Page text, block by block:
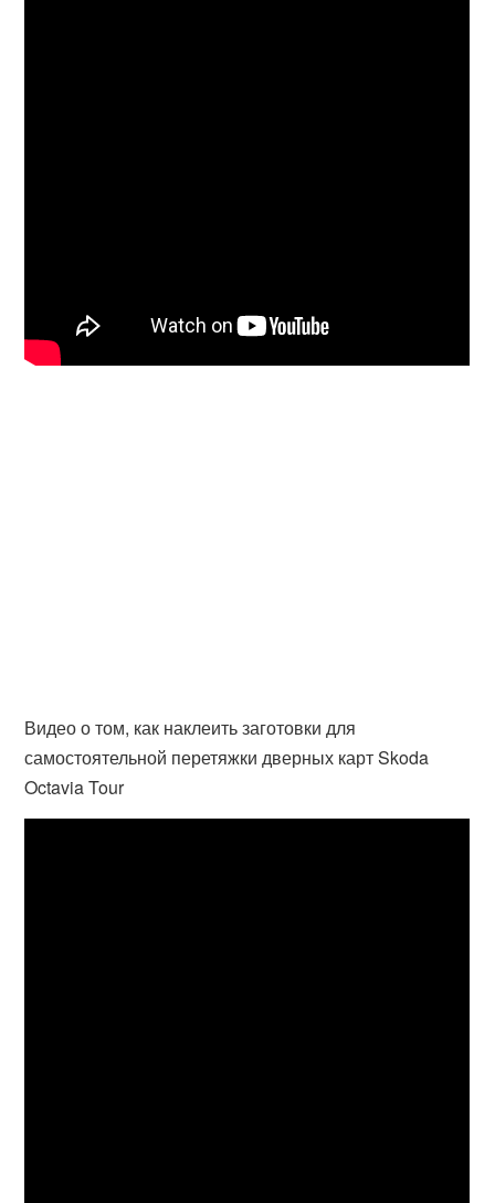
Видео о том, как наклеить заготовки для
самостоятельной перетяжки дверных карт Skoda
Octavia Tour